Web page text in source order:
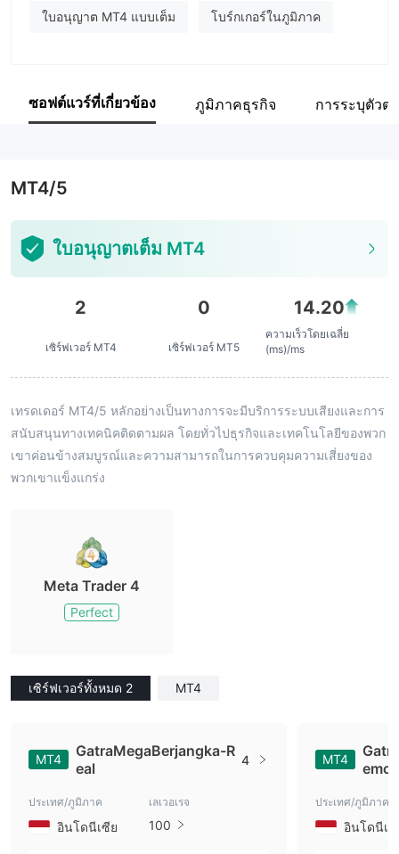
ใบอนุญาต MT4 แบบเต็ม โบร์กเกอร์ในภูมิภาค
ซอฟต์แวร์ที่เกี่ยวข้อง ภูมิภาคธุรกิจ การระบุตัวต
MT4/5
ใบอนุญาตเต็ม MT4
2
เซิร์ฟเวอร์ MT4
0
เซิร์ฟเวอร์ MT5
14.20
ความเร็วโดยเฉลี่ย
(ms)/ms
เทรดเดอร์ MT4/5 หลักอย่างเป็นทางการจะมีบริการระบบเสียงและการ
สนับสนุนทางเทคนิคติดตามผล โดยทั่วไปธุรกิจและเทคโนโลยีของพวก
เขาค่อนข้างสมบูรณ์และความสามารถในการควบคุมความเสี่ยงของ
พวกเขาแข็งแกร่ง
Meta Trader 4
Perfect
เซิร์ฟเวอร์ทั้งหมด 2 MT4
MT4
GatraMegaBerjangka-R
eal
4
ประเทศ/ภูมิภาค
อินโดนีเซีย
เลเวอเรจ
100
MT4
emo
ประเทศ/ภูมิภาค
อินโดนีเ